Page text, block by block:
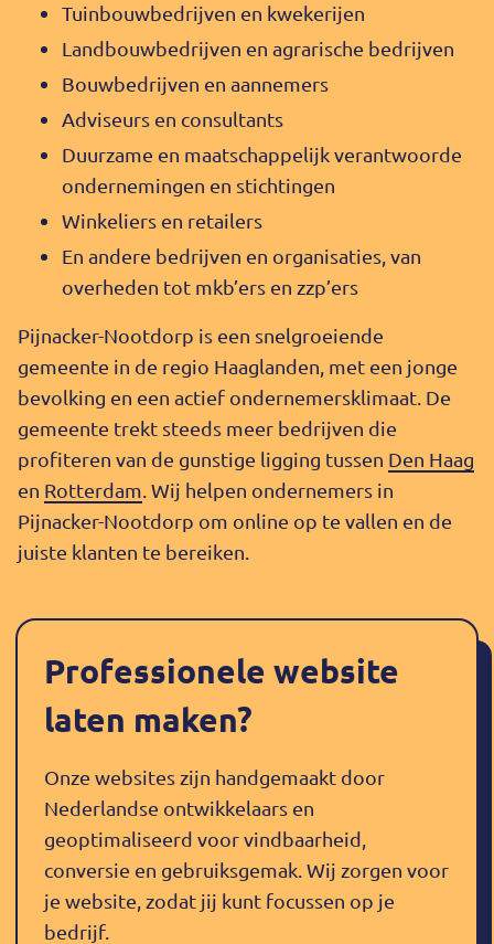
Tuinbouwbedrijven en kwekerijen
Landbouwbedrijven en agrarische bedrijven
Bouwbedrijven en aannemers
Adviseurs en consultants
Duurzame en maatschappelijk verantwoorde
ondernemingen en stichtingen
Winkeliers en retailers
En andere bedrijven en organisaties, van
overheden tot mkb’ers en zzp’ers
Pijnacker-Nootdorp is een snelgroeiende
gemeente in de regio Haaglanden, met een jonge
bevolking en een actief ondernemersklimaat. De
gemeente trekt steeds meer bedrijven die
profiteren van de gunstige ligging tussen Den Haag
en Rotterdam . Wij helpen ondernemers in
Pijnacker-Nootdorp om online op te vallen en de
juiste klanten te bereiken.
Professionele website
laten maken?
Onze websites zijn handgemaakt door
Nederlandse ontwikkelaars en
geoptimaliseerd voor vindbaarheid,
conversie en gebruiksgemak. Wij zorgen voor
je website, zodat jij kunt focussen op je
bedrijf.